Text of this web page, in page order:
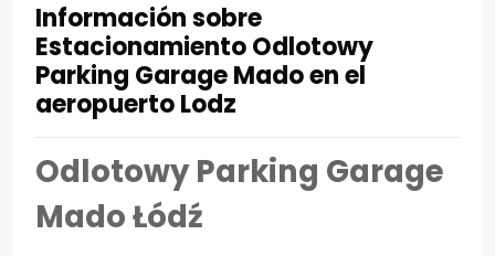
Información sobre
Estacionamiento Odlotowy
Parking Garage Mado en el
aeropuerto Lodz
Odlotowy Parking Garage
Mado Łódź